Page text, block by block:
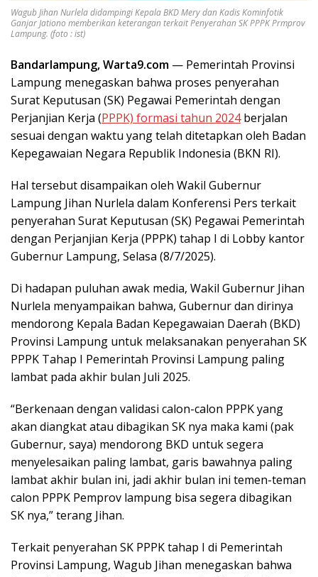
Wagub Jihan Nurlela didampingi Kepala BKD Mery dan Kadis Kominfotik
Ganjar Jationo memberikan keterangan terkait Penyerahan SK PPPK Prmprov
Lampung. (foto : ist)
Bandarlampung, Warta9.com — Pemerintah Provinsi
Lampung menegaskan bahwa proses penyerahan
Surat Keputusan (SK) Pegawai Pemerintah dengan
Perjanjian Kerja (PPPK) formasi tahun 2024berjalan
sesuai dengan waktu yang telah ditetapkan oleh Badan
Kepegawaian Negara Republik Indonesia (BKN RI).
Hal tersebut disampaikan oleh Wakil Gubernur
Lampung Jihan Nurlela dalam Konferensi Pers terkait
penyerahan Surat Keputusan (SK) Pegawai Pemerintah
dengan Perjanjian Kerja (PPPK) tahap I di Lobby kantor
Gubernur Lampung, Selasa (8/7/2025).
Di hadapan puluhan awak media, Wakil Gubernur Jihan
Nurlela menyampaikan bahwa, Gubernur dan dirinya
mendorong Kepala Badan Kepegawaian Daerah (BKD)
Provinsi Lampung untuk melaksanakan penyerahan SK
PPPK Tahap I Pemerintah Provinsi Lampung paling
lambat pada akhir bulan Juli 2025.
“Berkenaan dengan validasi calon-calon PPPK yang
akan diangkat atau dibagikan SK nya maka kami (pak
Gubernur, saya) mendorong BKD untuk segera
menyelesaikan paling lambat, garis bawahnya paling
lambat akhir bulan ini, jadi akhir bulan ini temen-teman
calon PPPK Pemprov lampung bisa segera dibagikan
SK nya,” terang Jihan.
Terkait penyerahan SK PPPK tahap I di Pemerintah
Provinsi Lampung, Wagub Jihan menegaskan bahwa